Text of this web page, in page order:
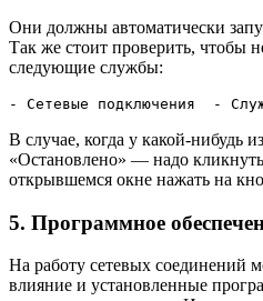
Они должны автоматически
Так же стоит проверить, чтобы
следующие службы:
- Сетевые подключения  -
В случае, когда у какой-нибудь
«Остановлено» — надо
открывшемся окне нажать на
5. Программное
На работу сетевых соединений
влияние и установленные